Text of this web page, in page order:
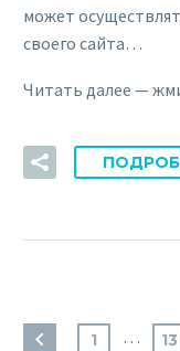
может
своего сайта…
Читать далее —
1 … 13